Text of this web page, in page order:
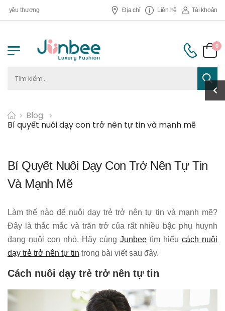
thương Địa chỉ Liên hệ Tài khoản
0
Blog
Bí quyết nuôi dạy con trở nên tự tin và mạnh mẽ
Bí Quyết Nuôi Dạy Con Trở Nên Tự Tin
Và Mạnh Mẽ
Làm thế nào để nuôi dạy trẻ trở nên tự tin và mạnh mẽ?
Đây là thắc mắc và trăn trở của rất nhiều bậc phụ huynh
đang nuôi con nhỏ. Hãy cùng Junbee tìm hiểu cách nuôi
dạy trẻ trở nên tự tin trong bài viết sau đây.
Cách nuôi dạy trẻ trở nên tự tin